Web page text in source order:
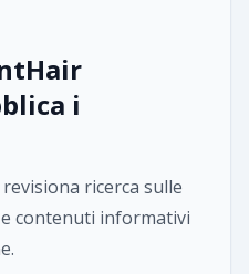
i
ricerca sulle
contenuti informativi